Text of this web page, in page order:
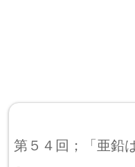
第５４回；「亜鉛